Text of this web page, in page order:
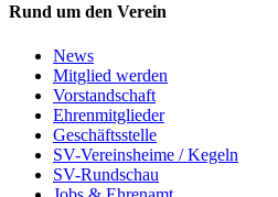
Rund um den Verein
News
Mitglied werden
Vorstandschaft
Ehrenmitglieder
Geschäftsstelle
SV-Vereinsheime / Kegeln
SV-Rundschau